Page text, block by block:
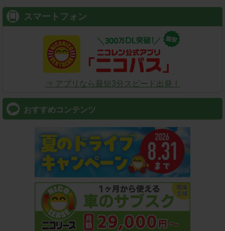
スマートフォン
⇒ アプリなら最短3分スピード出発！
おすすめコンテンツ